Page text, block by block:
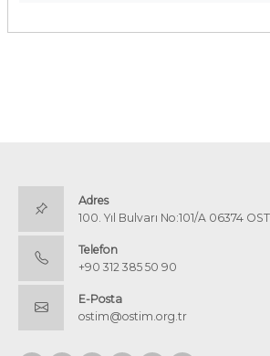
Adres
100. Yıl Bulvarı No:101/A 06374
Telefon
+90 312 385 50 90
E-Posta
ostim@ostim.org.tr